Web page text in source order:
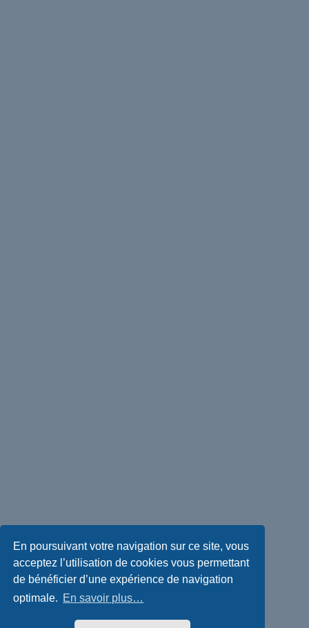
En poursuivant votre navigation sur ce site, vous
acceptez l’utilisation de cookies vous permettant
de bénéficier d’une expérience de navigation
optimale. En savoir plus…